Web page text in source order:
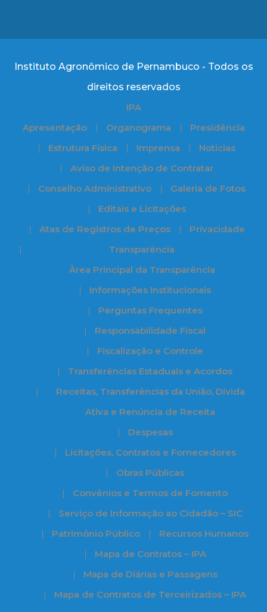
Instituto Agronômico de Pernambuco - Todos os
direitos reservados
IPA
Apresentação
Organograma
Presidência
Estrutura Física
Imprensa
Notícias
Aviso de Intenção de Contratar
Conselho Administrativo
Galeria de Fotos
Editais e Licitações
Atas de Registros de Preços
Privacidade
Transparência
Àrea Principal da Transparência
Informações Institucionais
Perguntas Frequentes
Responsabilidade Fiscal
Fiscalização e Controle
Transferências Estaduais e Acordos
Receitas, Transferências da União, Dívida
Ativa e Renúncia de Receita
Despesas
Licitações, Contratos e Fornecedores
Obras Públicas
Convênios e Termos de Fomento
Serviço de Informação ao Cidadão – SIC
Patrimônio Público
Recursos Humanos
Mapa de Contratos – IPA
Mapa de Diárias e Passagens
Mapa de Contratos de Terceirizados – IPA